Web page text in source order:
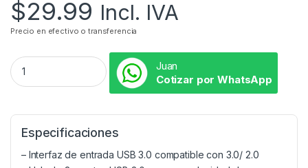
$29.99 Incl. IVA
Precio en efectivo o transferencia
Juan
Cotizar por WhatsApp
Especificaciones
– Interfaz de entrada USB 3.0 compatible con 3.0/ 2.0